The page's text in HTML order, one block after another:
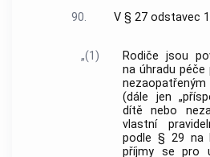
90.
V § 27 odstavec
„(1)
Rodiče jsou
na úhradu
(dále jen
dítě nebo
vlastní
podle § 29 na
příjmy se pro